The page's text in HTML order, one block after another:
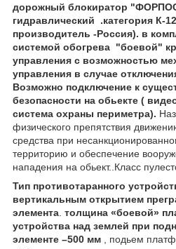
дорожный блокиратор
гидравлический .категория К-
производитель -Россия). в
системой обогрева "боевой"
управления с возможностью
управления в случае
Возможно подключение к
безопасности на обьекте (
система охраны периметра).
физического препятствия
средства при
территорию и обеспечение
нападения на обьект..Класс
Тип противотаранного
вертикальным открытием
элемента толщина «боевой»
устройства над землей при
элементе –500 мм , подьем